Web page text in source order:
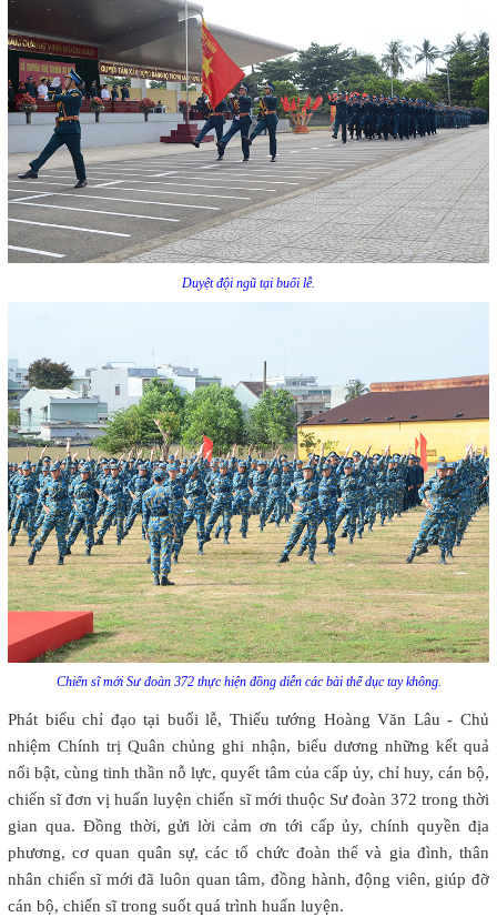
Duyệt đội ngũ tại buổi lễ.
Chiến sĩ mới Sư đoàn 372 thực hiện đồng diễn các bài thể dục tay không.
Phát biểu chỉ đạo tại buổi lễ, Thiếu tướng Hoàng Văn Lâu - Chủ
nhiệm Chính trị Quân chủng ghi nhận, biểu dương những kết quả
nổi bật, cùng tinh thần nỗ lực, quyết tâm của cấp ủy, chỉ huy, cán bộ,
chiến sĩ đơn vị huấn luyện chiến sĩ mới thuộc Sư đoàn 372 trong thời
gian qua. Đồng thời, gửi lời cảm ơn tới cấp ủy, chính quyền địa
phương, cơ quan quân sự, các tổ chức đoàn thể và gia đình, thân
nhân chiến sĩ mới đã luôn quan tâm, đồng hành, động viên, giúp đỡ
cán bộ, chiến sĩ trong suốt quá trình huấn luyện.